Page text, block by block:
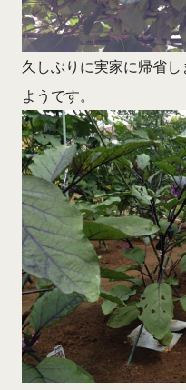
久しぶりに実家に帰省
ようです。